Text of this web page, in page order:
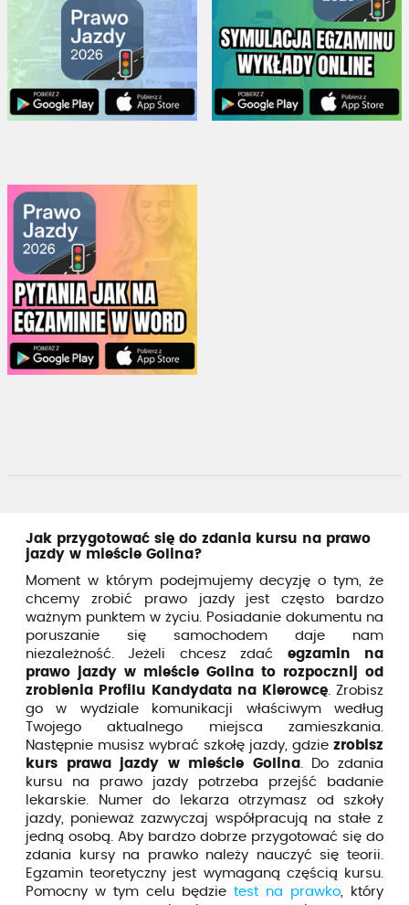
Jak przygotować się do zdania kursu na prawo
jazdy w mieście Golina?
Moment w którym podejmujemy decyzję o tym, że
chcemy zrobić prawo jazdy jest często bardzo
ważnym punktem w życiu. Posiadanie dokumentu na
poruszanie się samochodem daje nam
niezależność. Jeżeli chcesz zdać egzamin na
prawo jazdy w mieście Golina to rozpocznij od
zrobienia Profilu Kandydata na Kierowcę . Zrobisz
go w wydziale komunikacji właściwym według
Twojego aktualnego miejsca zamieszkania.
Następnie musisz wybrać szkołę jazdy, gdzie zrobisz
kurs prawa jazdy w mieście Golina. Do zdania
kursu na prawo jazdy potrzeba przejść badanie
lekarskie. Numer do lekarza otrzymasz od szkoły
jazdy, ponieważ zazwyczaj współpracują na stałe z
jedną osobą. Aby bardzo dobrze przygotować się do
zdania kursy na prawko należy nauczyć się teorii.
Egzamin teoretyczny jest wymaganą częścią kursu.
Pomocny w tym celu będzie test na prawko , który